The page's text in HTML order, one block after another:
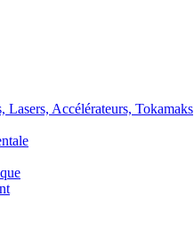
Accélérateurs, Tokamaks